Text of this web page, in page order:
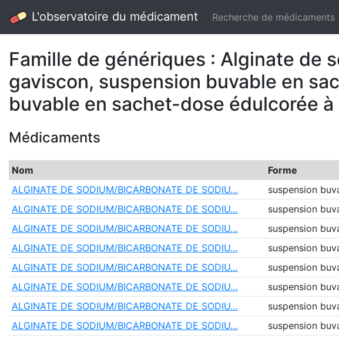
L'observatoire du médicament Recherche de médicaments
Famille de génériques : Alginate de
gaviscon, suspension buvable en
buvable en sachet-dose édulcorée
Médicaments
Nom Forme
ALGINATE DE SODIUM/BICARBONATE DE SODIU…
suspension
ALGINATE DE SODIUM/BICARBONATE DE SODIU…
suspension
ALGINATE DE SODIUM/BICARBONATE DE SODIU…
suspension
ALGINATE DE SODIUM/BICARBONATE DE SODIU…
suspension
ALGINATE DE SODIUM/BICARBONATE DE SODIU…
suspension
ALGINATE DE SODIUM/BICARBONATE DE SODIU…
suspension
ALGINATE DE SODIUM/BICARBONATE DE SODIU…
suspension
ALGINATE DE SODIUM/BICARBONATE DE SODIU…
suspension